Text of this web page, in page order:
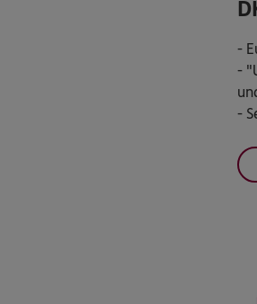
-
-